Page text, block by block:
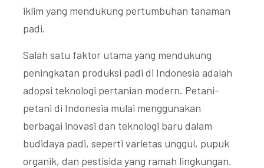
iklim yang mendukung pertumbuhan tanaman
padi.
Salah satu faktor utama yang mendukung
peningkatan produksi padi di Indonesia adalah
adopsi teknologi pertanian modern. Petani-
petani di Indonesia mulai menggunakan
berbagai inovasi dan teknologi baru dalam
budidaya padi, seperti varietas unggul, pupuk
organik, dan pestisida yang ramah lingkungan.